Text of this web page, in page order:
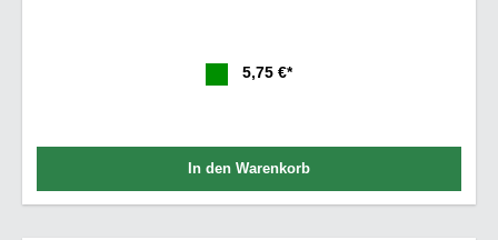
5,75 €*
In den Warenkorb